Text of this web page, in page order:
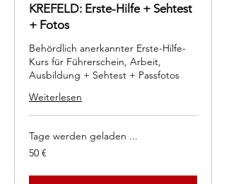
KREFELD: Erste-Hilfe + Sehtest
+ Fotos
Behördlich anerkannter Erste-Hilfe-
Kurs für Führerschein, Arbeit,
Ausbildung + Sehtest + Passfotos
Weiterlesen
Tage werden geladen ...
50
Euro
50 €